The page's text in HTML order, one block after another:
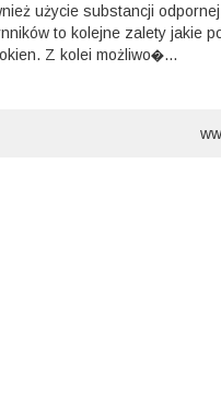
użycie substancji
to kolejne zalety jakie
Z kolei możliwo�...